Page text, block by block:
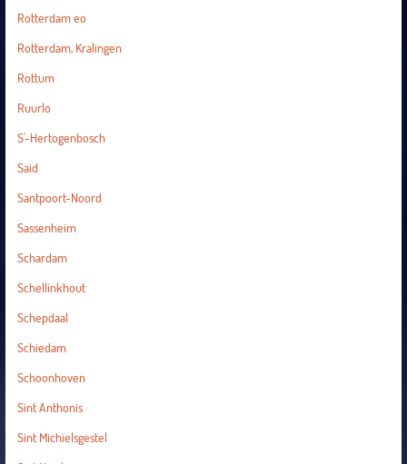
Rotterdam eo
Rotterdam, Kralingen
Rottum
Ruurlo
S'-Hertogenbosch
Said
Santpoort-Noord
Sassenheim
Schardam
Schellinkhout
Schepdaal
Schiedam
Schoonhoven
Sint Anthonis
Sint Michielsgestel